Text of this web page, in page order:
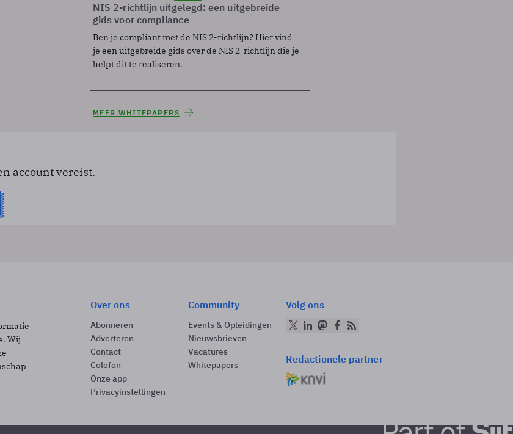
NIS 2-richtlijn uitgelegd: een uitgebreide
gids voor compliance
Ben je compliant met de NIS 2-richtlijn? Hier vind
je een uitgebreide gids over de NIS 2-richtlijn die je
helpt dit te realiseren.
MEER WHITEPAPERS
account vereist.
Wij
Over ons
Abonneren
Adverteren
Contact
Colofon
Onze app
Privacyinstellingen
Community
Events & Opleidingen
Nieuwsbrieven
Vacatures
Whitepapers
Volg ons
Redactionele partner